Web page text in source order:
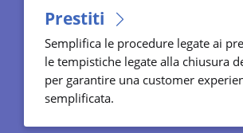
Prestiti
Semplifica le procedure legate ai
le tempistiche legate alla chiusura
per garantire una customer
semplificata.